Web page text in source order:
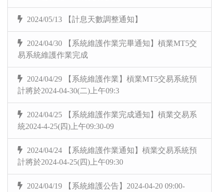
2024/05/13 【計息天數調整通知】
2024/04/30 【系統維護作業完畢通知】槓業MT5交
易系統維護作業完成
2024/04/29 【系統維護作業】槓業MT5交易系統預
計將於2024-04-30(二)上午09:3
2024/04/25 【系統維護作業完成通知】槓業交易系
統2024-4-25(四)上午09:30-09
2024/04/24 【系統維護作業通知】槓業交易系統預
計將於2024-04-25(四)上午09:30
2024/04/19 【系統維護公告】2024-04-20 09:00-